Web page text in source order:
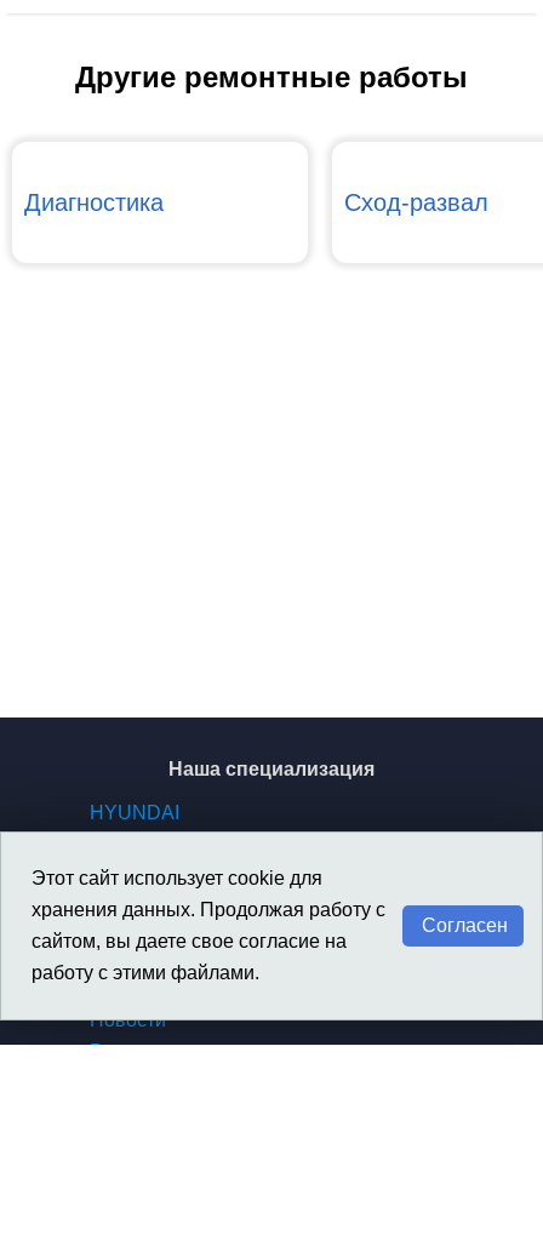
Другие ремонтные работы
Диагностика Сход-развал
Наша специализация
HYUNDAI
GENESIS
SSANGYONG / KGM
Материалы
Новости
Вакансии
Этот сайт использует cookie для
хранения данных. Продолжая работу с
сайтом, вы даете свое согласие на
работу с этими файлами.
Согласен